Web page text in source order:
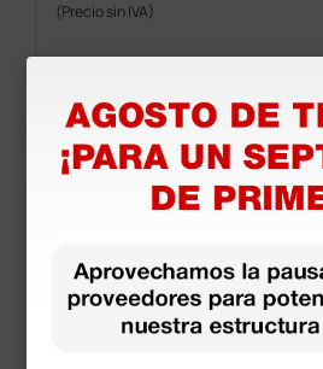
(Precio sin IVA)
Productos similares